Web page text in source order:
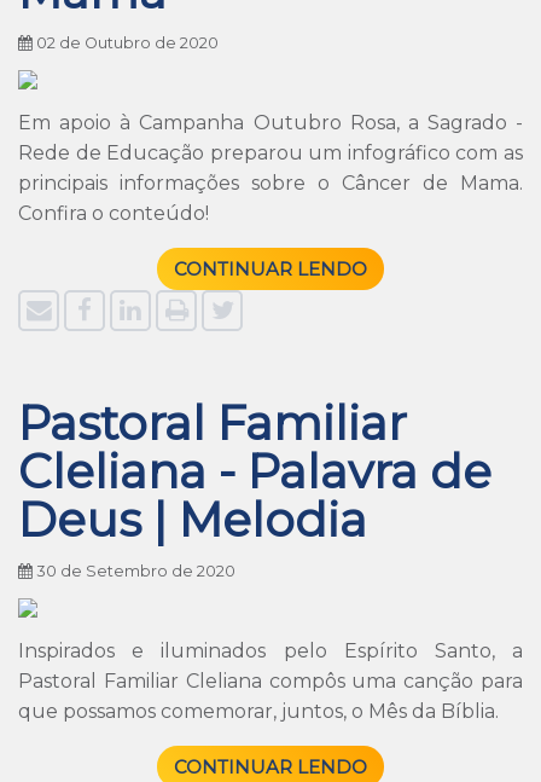
02 de Outubro de 2020
Em apoio à Campanha Outubro Rosa, a Sagrado -
Rede de Educação preparou um infográfico com as
principais informações sobre o Câncer de Mama.
Confira o conteúdo!
CONTINUAR LENDO
Pastoral Familiar
Cleliana - Palavra de
Deus | Melodia
30 de Setembro de 2020
Inspirados e iluminados pelo Espírito Santo, a
Pastoral Familiar Cleliana compôs uma canção para
que possamos comemorar, juntos, o Mês da Bíblia.
CONTINUAR LENDO